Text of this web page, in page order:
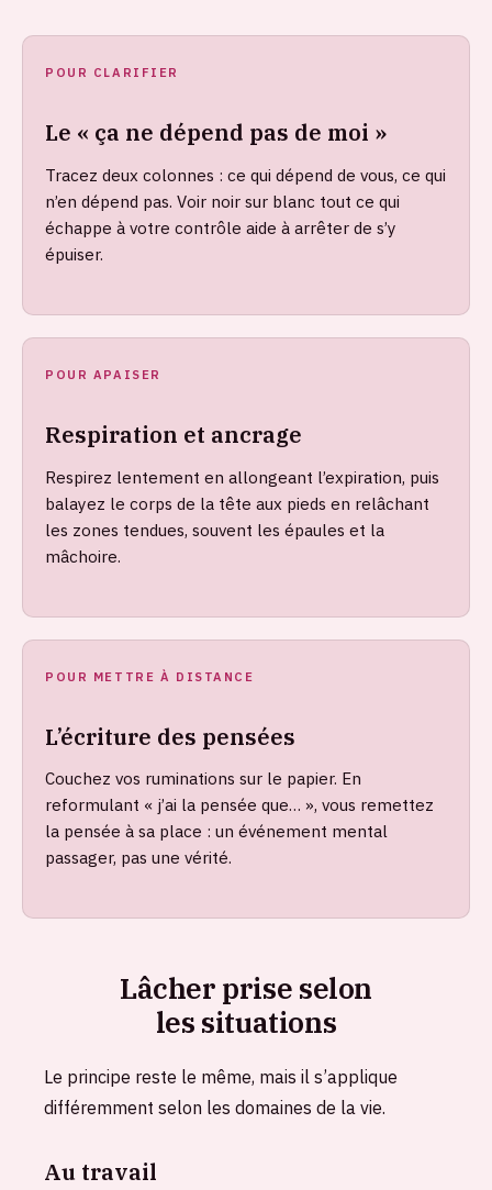
POUR CLARIFIER
Le « ça ne dépend pas de moi »
Tracez deux colonnes : ce qui dépend de vous, ce qui
n’en dépend pas. Voir noir sur blanc tout ce qui
échappe à votre contrôle aide à arrêter de s’y
épuiser.
POUR APAISER
Respiration et ancrage
Respirez lentement en allongeant l’expiration, puis
balayez le corps de la tête aux pieds en relâchant
les zones tendues, souvent les épaules et la
mâchoire.
POUR METTRE À DISTANCE
L’écriture des pensées
Couchez vos ruminations sur le papier. En
reformulant « j’ai la pensée que… », vous remettez
la pensée à sa place : un événement mental
passager, pas une vérité.
Lâcher prise selon
les situations
Le principe reste le même, mais il s’applique
différemment selon les domaines de la vie.
Au travail